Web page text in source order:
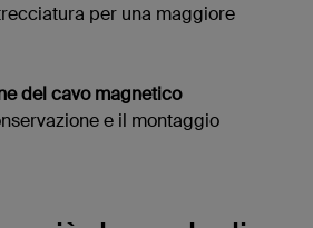
per una maggiore
del cavo magnetico
e il montaggio